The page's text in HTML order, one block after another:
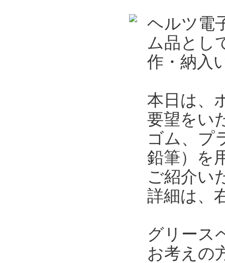
ヘルツ電
ム品とし
作・納入
本日は、
要望をい
ゴム、プ
鉛筆）を
ご紹介い
詳細は、
グリース
お考えの